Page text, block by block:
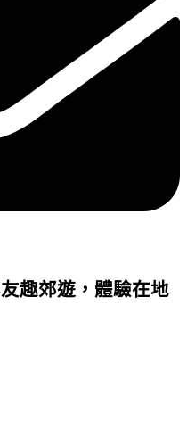
趣郊遊，體驗在地